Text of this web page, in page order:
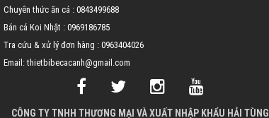
Chuyên thức ăn cá :0843499688
Bán cá Koi Nhật :0969186785
Tra cứu & xử lý đơn hàng :0963404026
Email: thietbibecacanh@gmail.com
CÔNG TY TNHH THƯƠNG MẠI VÀ XUẤT NHẬP KHẨU HẢI TÙNG